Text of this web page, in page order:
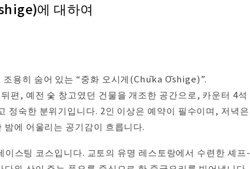
에 대하여
용히 숨어 있는 “중화 오시게(Chūka Ōshige)”.
편, 예전 숯 창고였던 건물을 개조한 공간으로, 카운터 4석
정숙한 분위기입니다. 2인 이상은 예약이 필수이며, 저녁은
에 어울리는 공기감이 흐릅니다.
스팅 코스입니다. 교토의 유명 레스토랑에서 수련한 셰프-